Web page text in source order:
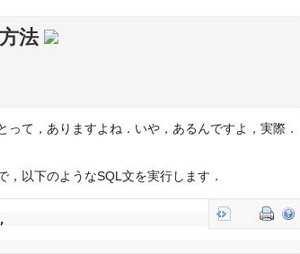
法
て，ありますよね．いや，あるんですよ，実際．
以下のようなSQL文を実行します．
,